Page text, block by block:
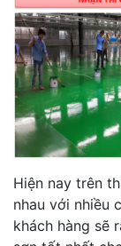
Hiện nay trên
nhau với nhiều
khách hàng sẽ